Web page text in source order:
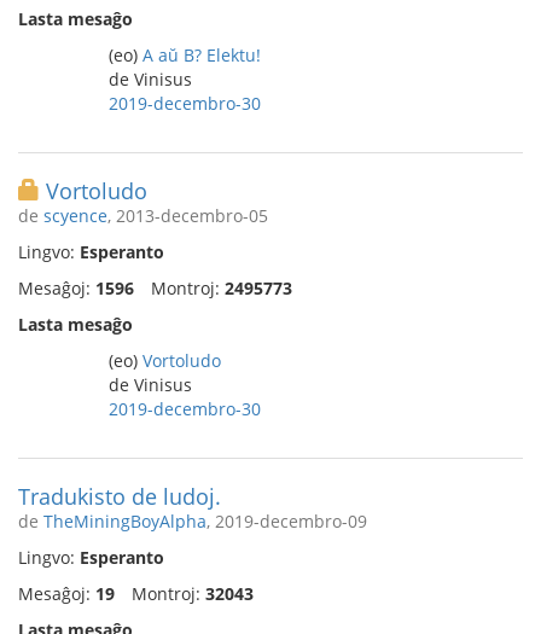
Lasta mesaĝo
(eo) A aŭ B? Elektu!
de Vinisus
2019-decembro-30
Vortoludo
de scyence, 2013-decembro-05
Lingvo: Esperanto
Mesaĝoj: 1596 Montroj: 2495773
Lasta mesaĝo
(eo) Vortoludo
de Vinisus
2019-decembro-30
Tradukisto de ludoj.
de TheMiningBoyAlpha, 2019-decembro-09
Lingvo: Esperanto
Mesaĝoj: 19 Montroj: 32043